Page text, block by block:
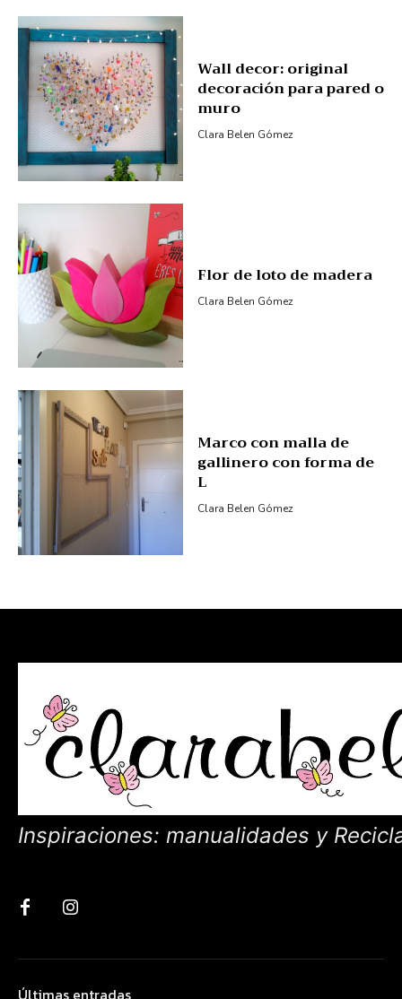
Wall decor: original
decoración para pared o
muro
Clara Belen Gómez
Flor de loto de madera
Clara Belen Gómez
Marco con malla de
gallinero con forma de
L
Clara Belen Gómez
Inspiraciones: manualidades y
Últimas entradas